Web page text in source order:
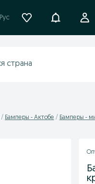
Рус
Бамперы - Актобе Бамперы -